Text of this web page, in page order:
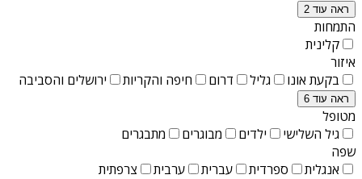
ראה עוד 2
התמחות
קלינית
איזור
בקעת אונו
גליל דרום חיפה והקריות ירושלים והסביבה
ראה עוד 6
מטופל
גיל השלישי
ילדים מבוגרים
מתבגרים
שפה
אנגלית
ספרדית עברית ערבית צרפתית